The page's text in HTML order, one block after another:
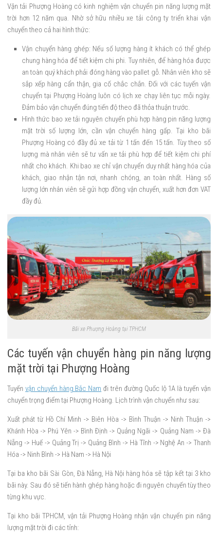
Vận tải Phượng Hoàng có kinh nghiệm vận chuyển pin năng lượng mặt
trời hơn 12 năm qua. Nhờ sở hữu nhiều xe tải công ty triển khai vận
chuyển theo cả hai hình thức:
Vận chuyển hàng ghép: Nếu số lượng hàng ít khách có thể ghép
chung hàng hóa để tiết kiệm chi phi. Tuy nhiên, để hàng hóa được
an toàn quý khách phải đóng hàng vào pallet gỗ. Nhân viên kho sẽ
sắp xếp hàng cẩn thận, gia cố chắc chắn. Đối với các tuyến vận
chuyển tại Phượng Hoàng luôn có lịch xe chạy liên tục mỗi ngày.
Đảm bảo vận chuyển đúng tiến độ theo đã thỏa thuận trước.
Hình thức bao xe tải nguyên chuyến phù hợp hàng pin năng lượng
mặt trời số lượng lớn, cần vận chuyển hàng gấp. Tại kho bãi
Phượng Hoàng có đầy đủ xe tải từ 1 tấn đến 15 tấn. Tùy theo số
lượng mà nhân viên sẽ tư vấn xe tải phù hợp để tiết kiệm chi phí
nhất cho khách. Khi bao xe chỉ vận chuyển duy nhất hàng hóa của
khách, giao nhận tận nơi, nhanh chóng, an toàn nhất. Hàng số
lượng lớn nhân viên sẽ gửi hợp đồng vận chuyển, xuất hơn đơn VAT
đầy đủ.
Bãi xe Phượng Hoàng tại TPHCM
Các tuyến vận chuyển hàng pin năng lượng
mặt trời tại Phượng Hoàng
Tuyến vận chuyển hàng Bắc Nam đi trên đường Quốc lộ 1A là tuyến vận
chuyển trọng điểm tại Phượng Hoàng. Lịch trình vận chuyển như sau:
Xuất phát từ Hồ Chí Minh -> Biên Hòa -> Bình Thuận -> Ninh Thuận ->
Khánh Hòa -> Phú Yên -> Bình Định -> Quảng Ngãi -> Quảng Nam -> Đà
Nẵng -> Huế -> Quảng Trị -> Quảng Bình -> Hà Tĩnh -> Nghệ An -> Thanh
Hóa -> Ninh Bình -> Hà Nam -> Hà Nội
Tại ba kho bãi Sài Gòn, Đà Nẵng, Hà Nội hàng hóa sẽ tập kết tại 3 kho
bãi này. Sau đó sẽ tiến hành ghép hàng hoặc đi nguyên chuyến tùy theo
từng khu vực.
Tại kho bãi TPHCM, vận tải Phượng Hoàng nhận vận chuyển pin năng
lượng mặt trời đi các tỉnh: